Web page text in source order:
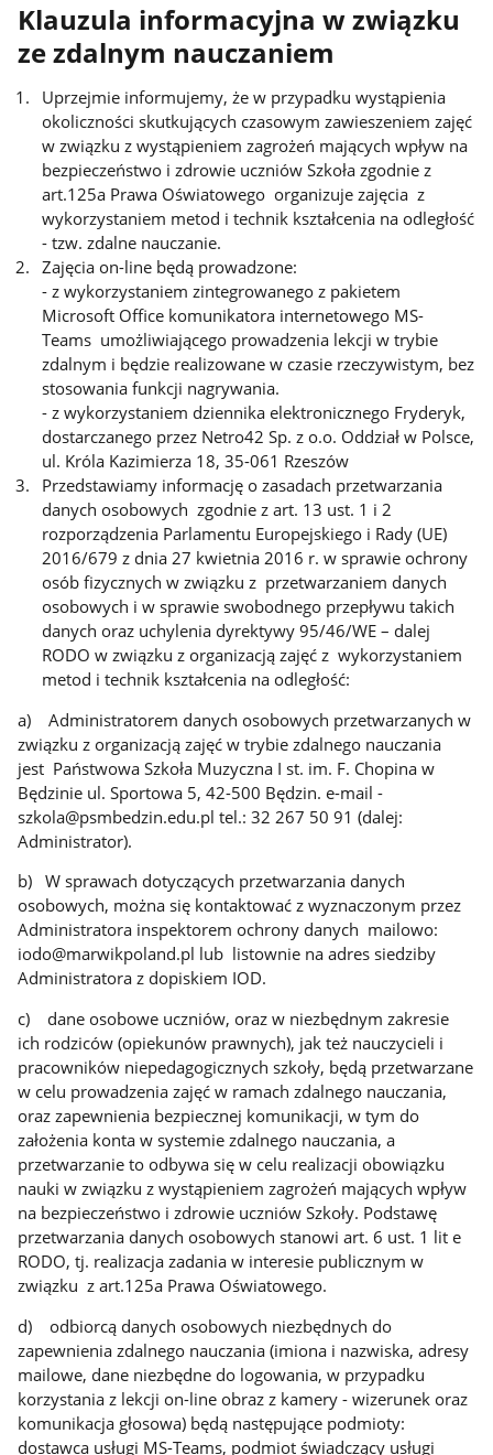
Klauzula informacyjna w związku
ze zdalnym nauczaniem
Uprzejmie informujemy, że w przypadku wystąpienia
okoliczności skutkujących czasowym zawieszeniem zajęć
w związku z wystąpieniem zagrożeń mających wpływ na
bezpieczeństwo i zdrowie uczniów Szkoła zgodnie z
art.125a Prawa Oświatowego organizuje zajęcia z
wykorzystaniem metod i technik kształcenia na odległość
- tzw. zdalne nauczanie.
Zajęcia on-line będą prowadzone:
- z wykorzystaniem zintegrowanego z pakietem
Microsoft Office komunikatora internetowego MS-
Teams umożliwiającego prowadzenia lekcji w trybie
zdalnym i będzie realizowane w czasie rzeczywistym, bez
stosowania funkcji nagrywania.
- z wykorzystaniem dziennika elektronicznego Fryderyk,
dostarczanego przez Netro42 Sp. z o.o. Oddział w Polsce,
ul. Króla Kazimierza 18, 35-061 Rzeszów
Przedstawiamy informację o zasadach przetwarzania
danych osobowych zgodnie z art. 13 ust. 1 i 2
rozporządzenia Parlamentu Europejskiego i Rady (UE)
2016/679 z dnia 27 kwietnia 2016 r. w sprawie ochrony
osób fizycznych w związku z przetwarzaniem danych
osobowych i w sprawie swobodnego przepływu takich
danych oraz uchylenia dyrektywy 95/46/WE – dalej
RODO w związku z organizacją zajęć z wykorzystaniem
metod i technik kształcenia na odległość:
a) Administratorem danych osobowych przetwarzanych w
związku z organizacją zajęć w trybie zdalnego nauczania
jest Państwowa Szkoła Muzyczna I st. im. F. Chopina w
Będzinie ul. Sportowa 5, 42-500 Będzin. e-mail -
szkola@psmbedzin.edu.pl tel.: 32 267 50 91 (dalej:
Administrator).
b) W sprawach dotyczących przetwarzania danych
osobowych, można się kontaktować z wyznaczonym przez
Administratora inspektorem ochrony danych mailowo:
iodo@marwikpoland.pl lub listownie na adres siedziby
Administratora z dopiskiem IOD.
c) dane osobowe uczniów, oraz w niezbędnym zakresie
ich rodziców (opiekunów prawnych), jak też nauczycieli i
pracowników niepedagogicznych szkoły, będą przetwarzane
w celu prowadzenia zajęć w ramach zdalnego nauczania,
oraz zapewnienia bezpiecznej komunikacji, w tym do
założenia konta w systemie zdalnego nauczania, a
przetwarzanie to odbywa się w celu realizacji obowiązku
nauki w związku z wystąpieniem zagrożeń mających wpływ
na bezpieczeństwo i zdrowie uczniów Szkoły. Podstawę
przetwarzania danych osobowych stanowi art. 6 ust. 1 lit e
RODO, tj. realizacja zadania w interesie publicznym w
związku z art.125a Prawa Oświatowego.
d) odbiorcą danych osobowych niezbędnych do
zapewnienia zdalnego nauczania (imiona i nazwiska, adresy
mailowe, dane niezbędne do logowania, w przypadku
korzystania z lekcji on-line obraz z kamery - wizerunek oraz
komunikacja głosowa) będą następujące podmioty:
dostawca usługi MS-Teams, podmiot świadczący usługi